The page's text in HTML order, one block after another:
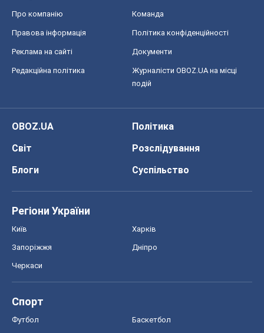
Про компанію Команда
Правова інформація Політика конфіденційності
Реклама на сайті Документи
Редакційна політика
Журналісти OBOZ.UA на місці
подій
OBOZ.UA
Політика
Світ
Розслідування
Блоги
Суспільство
Регіони України
Київ Харків
Запоріжжя Дніпро
Черкаси
Спорт
Футбол Баскетбол